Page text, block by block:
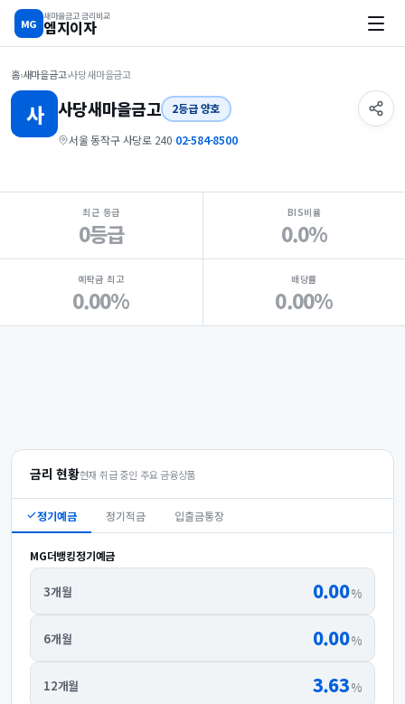
MG
새마을금고 금리비교
엠지이자
홈›새마을금고›사당새마을금고
사 사당새마을금고 2등급 양호
서울 동작구 사당로 240·02-584-8500
지점 핵심 지표 요약
최근 등급
0등급
BIS비율
0.0%
예탁금 최고
0.00%
배당률
0.00%
금리 현황현재 취급 중인 주요 금융상품
정기예금 정기적금 입출금통장
MG더뱅킹정기예금
3개월 0.00%
6개월 0.00%
12개월 3.63%